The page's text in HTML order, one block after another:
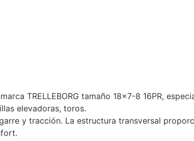
TRELLEBORG tamaño 18x7-8 16PR,
elevadoras, toros.
y tracción. La estructura transversal